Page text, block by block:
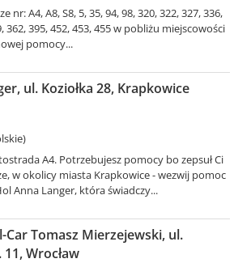
A4, A8, S8, 5, 35, 94, 98, 320, 322, 327, 336,
362, 395, 452, 453, 455 w pobliżu miejscowości
pomocy...
ul. Koziołka 28, Krapkowice
A4. Potrzebujesz pomocy bo zepsuł Ci
w okolicy miasta Krapkowice - wezwij pomoc
Anna Langer, która świadczy...
Tomasz Mierzejewski, ul.
Wrocław